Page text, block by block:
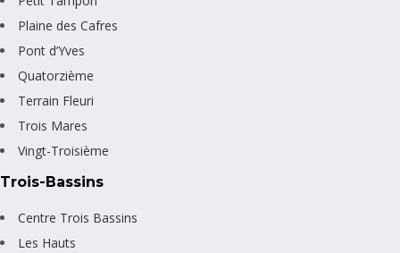
Plaine des Cafres
Pont d’Yves
Quatorzième
Terrain Fleuri
Trois Mares
Vingt-Troisième
Trois-Bassins
Centre Trois Bassins
Les Hauts